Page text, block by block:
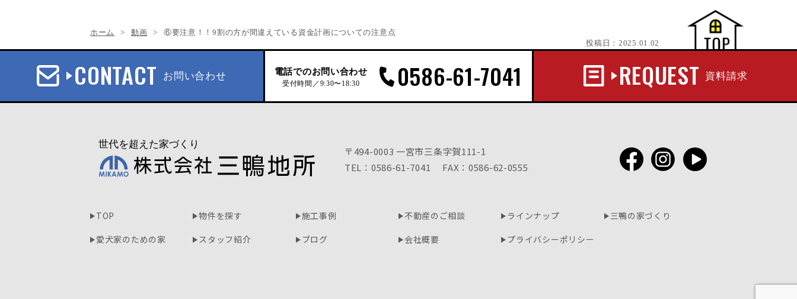
投稿日： 2025.01.02
ホーム 動画 ⑥要注意！！9割の方が間違えている資金計画についての注意点
CONTACT お問い合わせ 電話でのお問い合わせ
受付時間／9:30〜18:30 0586-61-7041 REQUEST 資料請求
〒494-0003 一宮市三条字賀111-1
TEL：0586-61-7041
FAX：0586-62-0555
TOP 物件を探す 施工事例 不動産のご相談 ラインナップ
三鴨の家づくり
愛犬家のための家
スタッフ紹介 ブログ 会社概要 プライバシーポリシー